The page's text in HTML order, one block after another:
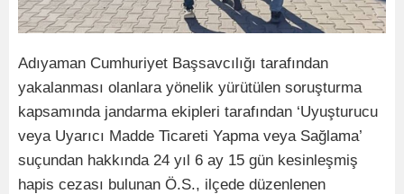
Adıyaman Cumhuriyet Başsavcılığı tarafından
yakalanması olanlara yönelik yürütülen soruşturma
kapsamında jandarma ekipleri tarafından ‘Uyuşturucu
veya Uyarıcı Madde Ticareti Yapma veya Sağlama’
suçundan hakkında 24 yıl 6 ay 15 gün kesinleşmiş
hapis cezası bulunan Ö.S., ilçede düzenlenen